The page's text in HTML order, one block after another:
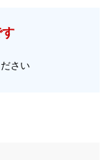
さい